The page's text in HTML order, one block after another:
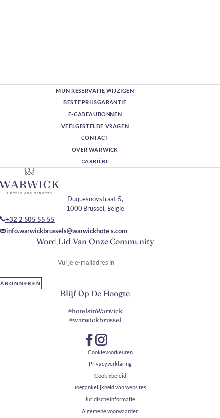
MIJN RESERVATIE WIJZIGEN
BESTE PRIJSGARANTIE
E-CADEAUBONNEN
VEELGESTELDE VRAGEN
CONTACT
OVER WARWICK
CARRIÈRE
Word Lid Van Onze Community
ABONNEREN
Duquesnoystraat 5,
1000 Brussel, België
+32 2 505 55 55
info.warwickbrussels@warwickhotels.com
Blijf Op De Hoogte
#hotelsinWarwick
#warwickbrussel
Cookievoorkeuren
Privacyverklaring
Cookiebeleid
Toegankelijkheid van websites
Juridische informatie
Algemene voorwaarden